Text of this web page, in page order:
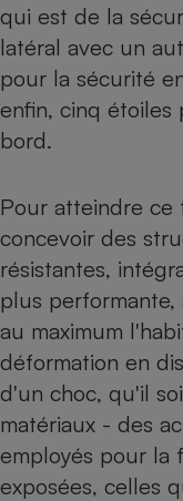
qui est de la
latéral avec un
pour la sécurité
enfin, cinq étoiles
bord.
Pour atteindre
concevoir des
résistantes,
plus
au maximum
déformation en
d'un choc, qu'il
matériaux - des
employés pour la
exposées, celles